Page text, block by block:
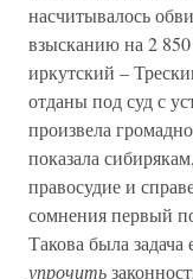
насчитывалось
взысканию на 2 850
иркутский –
отданы под суд с
произвела
показала
правосудие и
сомнения первый
Такова была
упрочить